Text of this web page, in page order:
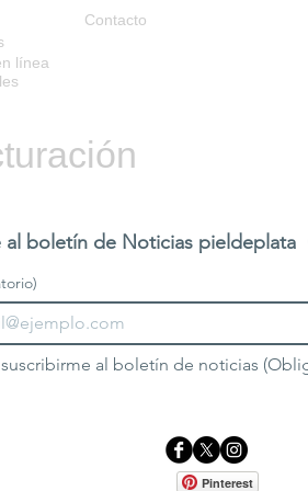
línea
Contacto
al boletín de Noticias pieldeplata
al boletín de noticias
Pinterest